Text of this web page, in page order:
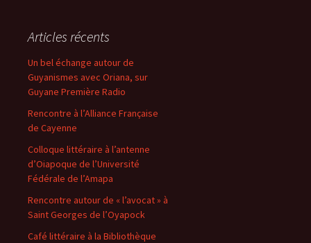
Articles récents
Un bel échange autour de
Guyanismes avec Oriana, sur
Guyane Première Radio
Rencontre à l’Alliance Française
de Cayenne
Colloque littéraire à l’antenne
d’Oiapoque de l’Université
Fédérale de l’Amapa
Rencontre autour de « l’avocat » à
Saint Georges de l’Oyapock
Café littéraire à la Bibliothèque